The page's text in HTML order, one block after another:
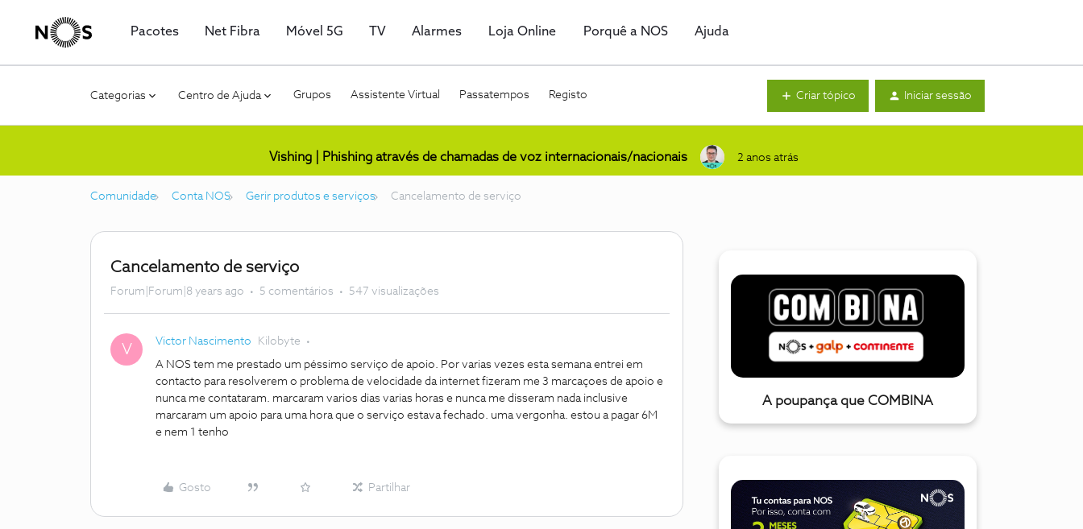
Pacotes Net Fibra Móvel 5G TV Alarmes Loja Online Porquê a NOS Ajuda
Categorias Centro de Ajuda Grupos Assistente Virtual Passatempos Registo Criar tópico Iniciar sessão
Vishing | Phishing através de chamadas de voz internacionais/nacionais 2 anos atrás
Comunidade Conta NOS Gerir produtos e serviços Cancelamento de serviço
Cancelamento de serviço
Forum|Forum|8 years ago 5 comentários 547 visualizações
V Victor Nascimento Kilobyte
A NOS tem me prestado um péssimo serviço de apoio. Por varias vezes esta semana entrei em
contacto para resolverem o problema de velocidade da internet fizeram me 3 marcaçoes de apoio e
nunca me contataram. marcaram varios dias varias horas e nunca me disseram nada inclusive
marcaram um apoio para uma hora que o serviço estava fechado. uma vergonha. estou a pagar 6M
e nem 1 tenho
Gosto Partilhar
A poupança que COMBINA